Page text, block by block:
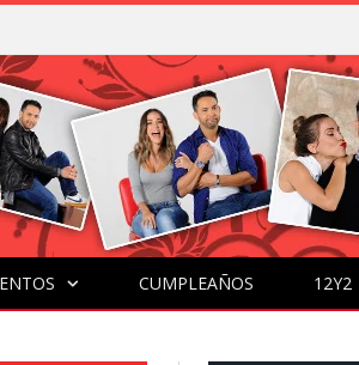
CUMPLEAÑOS 12Y2